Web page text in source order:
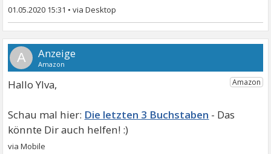
01.05.2020 15:31 •
A
Hallo Ylva,
Die letzten 3 Buchstaben